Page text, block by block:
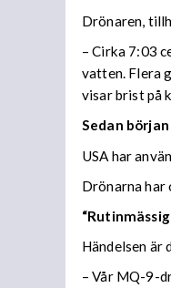
Drönaren,
– Cirka 7:03
vatten. Flera
visar brist på
Sedan början
USA har
Drönarna har
Händelsen
– Vår MQ-9-